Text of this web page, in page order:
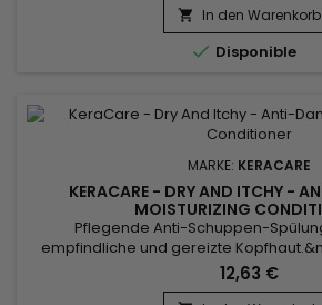
Feuchtigkeit, entwirrt und verleiht
 In den Warenkorb
 Disponible
MARKE: KERACARE
KERACARE - DRY AND ITCHY -
MOISTURIZING
Pflegende Anti-Schuppen-
empfindliche und gereizte
And Itchy Anti-Dandruff Conditioner
erleichtert das Entwirren, stärkt die
12,63 €